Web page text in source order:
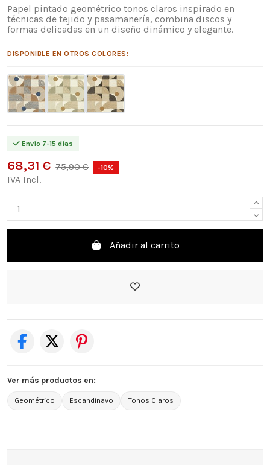
Papel pintado geométrico tonos claros inspirado en
técnicas de tejido y pasamanería, combina discos y
formas delicadas en un diseño dinámico y elegante.
DISPONIBLE EN OTROS COLORES:
Envío 7-15 días
68,31 € 75,90 € -10%
IVA Incl.
Añadir al carrito
Ver más productos en:
Geométrico Escandinavo Tonos Claros